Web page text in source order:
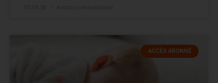
ACCÈS ABONNÉ